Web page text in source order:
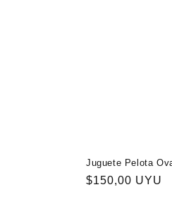
Juguete Pelota
Precio
$150,00 UYU